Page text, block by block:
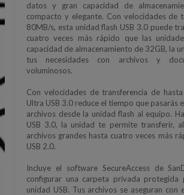
datos y gran capacidad de
compacto y elegante. Con velocidades de
80MB/s, esta unidad flash USB 3.0 puede
cuatro veces más rápido que las
capacidad de almacenamiento de 32GB, la
tus necesidades con archivos y
voluminosos.
Con velocidades de transferencia de
Ultra USB 3.0 reduce el tiempo que pasarás
archivos desde la unidad flash al equipo.
USB 3.0, la unidad te permite transferir,
archivos grandes hasta cuatro veces más
USB 2.0.
Incluye el software SecureAccess de
configurar una carpeta privada protegida
unidad USB. Tus archivos se aseguran con